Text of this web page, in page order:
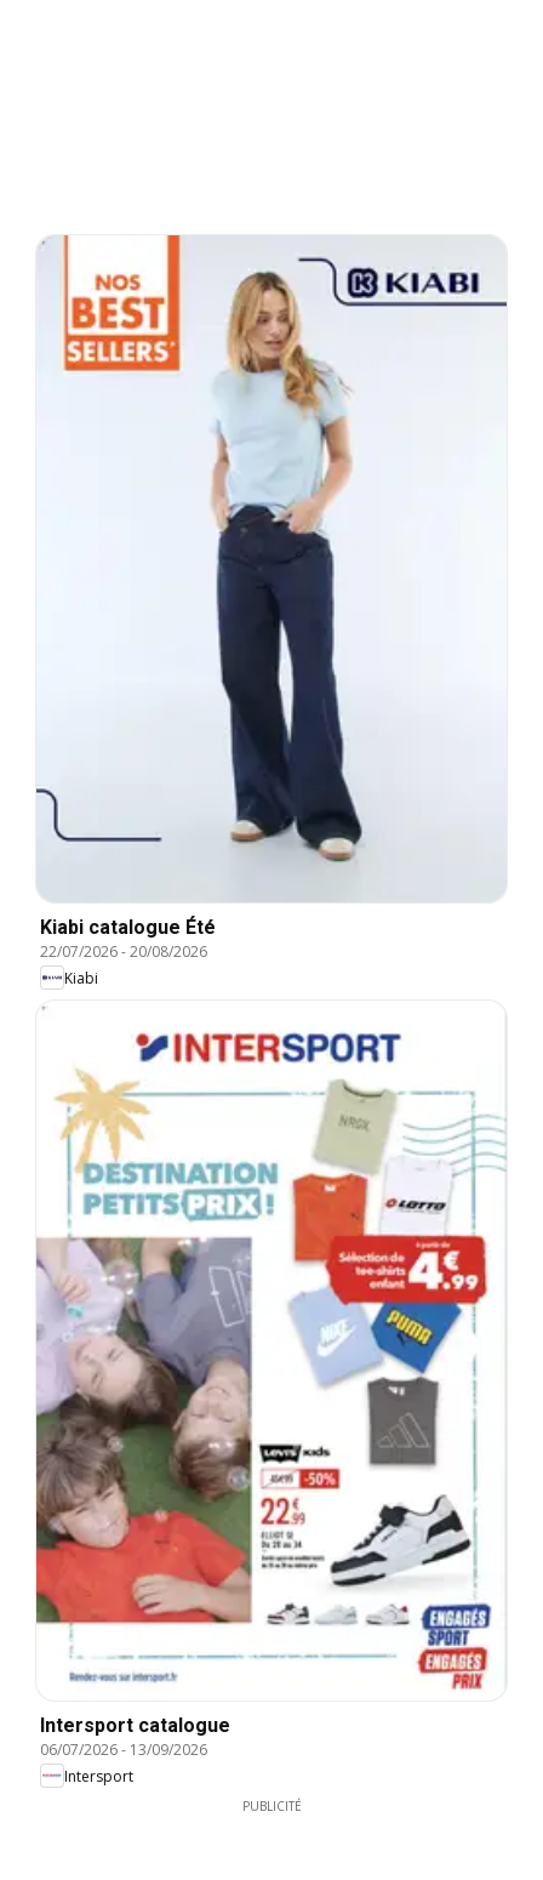
Kiabi catalogue Été
22/07/2026-20/08/2026
Kiabi
Intersport catalogue
06/07/2026- 13/09/2026
Intersport
PUBLICITÉ